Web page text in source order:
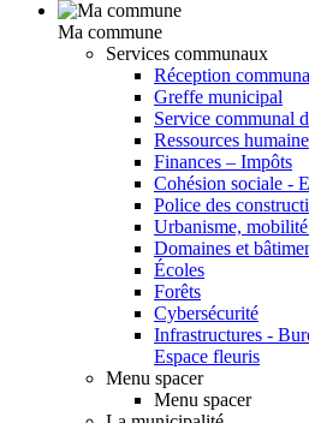
Ma commune
Services communaux
Réception
Greffe municipal
Service communal
Ressources
Finances – Impôts
Cohésion sociale -
Police des
Urbanisme,
Domaines et
Écoles
Forêts
Cybersécurité
Infrastructures -
Espace fleuris
Menu spacer
Menu spacer